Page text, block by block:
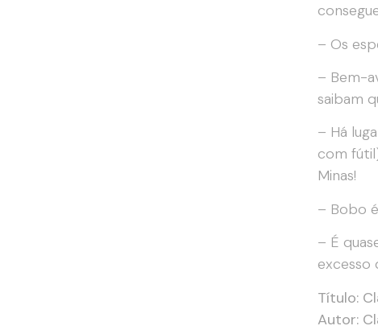
– Os
– Bem-
saibam
– Há
com
Minas!
– Bobo
– É
excesso
Título:
Autor: